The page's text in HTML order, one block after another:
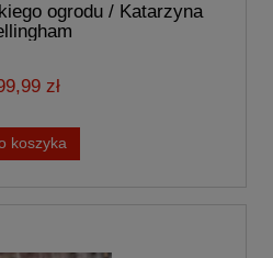
ogrodu / Katarzyna
zł
koszyka